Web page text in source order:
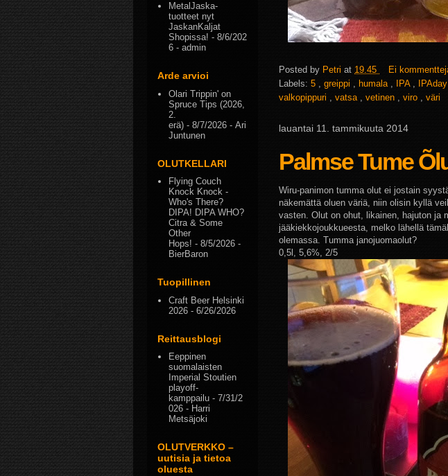
Posted by Petri at 19.45
Ei
Labels: 5 greippi humala IPA IPAday
valkopippuri
vatsa vetinen viro väri
lauantai 11. tammikuuta 2014
Palmse Tume
Wiru-panimon tumma olut ei jostain
näkemättä oluen väriä, niin olisin kyllä
vasten. Olut on ohut, likainen, hajuton ja
jääkiekkojoukkueesta, melko lähellä
olemassa. Tumma janojuomaolut?
0,5l, 5,6%, 2/5
MetalJaska-
tuotteet nyt
JaskanKaljat
Shopissa! - 8/6/202
6 - admin
Arde arvioi
Olari Trippin' on
Spruce Tips (2026,
2.
erä) - 8/7/2026 - Ari
Juntunen
OLUTKELLARI
Flying Couch
Knock Knock -
Who's There?
DIPA! DIPA WHO?
Citra & Some
Other
Hops! - 8/5/2026 -
BierBaron
Tuopillinen
Craft Beer Helsinki
2026 - 6/26/2026
Reittausblogi
Eeppinen
suomalaisten
Imperial Stoutien
playoff-
kamppailu - 7/31/2
026 - Harri
Metsäjoki
OLUTVERKKO –
uutisia ja tietoa
oluesta